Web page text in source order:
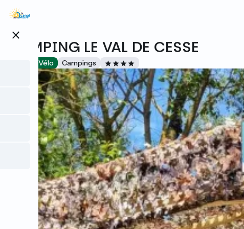
Aller
principal
close
CAMPING LE VAL DE CESSE
Accueil Vélo Campings